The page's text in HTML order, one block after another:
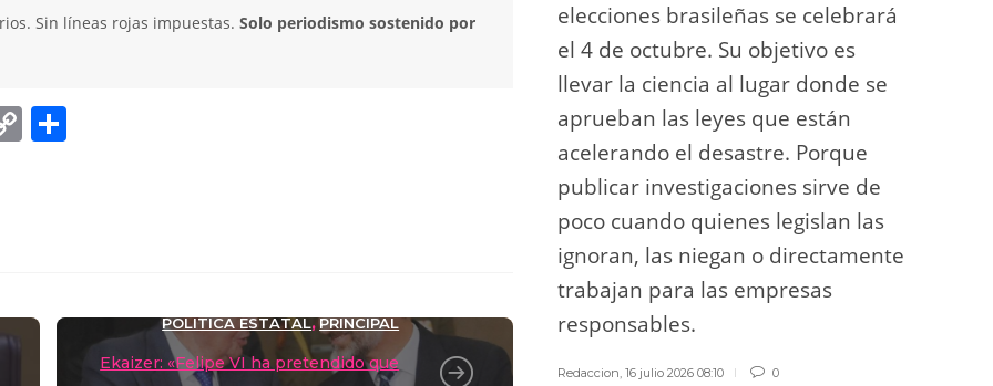
Sin líneas rojas impuestas. Solo periodismo sostenido por
C
n tir
POLÍTICA ESTATAL,PRINCIPAL
Ekaizer: «Felipe VI ha pretendido que
elecciones brasileñas se celebrará
el 4 de octubre. Su objetivo es
llevar la ciencia al lugar donde se
aprueban las leyes que están
acelerando el desastre. Porque
publicar investigaciones sirve de
poco cuando quienes legislan las
ignoran, las niegan o directamente
trabajan para las empresas
responsables.
Redaccion ,16 julio 2026 08:10 0